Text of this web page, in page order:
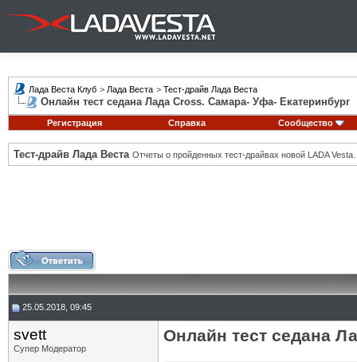
Лада Веста Клуб > Лада Веста > Тест-драйв Лада Веста
Онлайн тест седана Лада Cross. Самара- Уфа- Екатеринбург
Регистрация Справка Сообщество
Тест-драйв Лада Веста Отчеты о пройденных тест-драйвах новой LADA Vesta.
25.05.2018, 09:45
svett
Супер Модератор
Онлайн тест седана